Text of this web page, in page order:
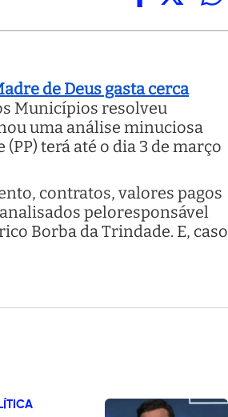
de Deus gasta cerca
Municípios resolveu
uma análise minuciosa
terá até o dia 3 de março
contratos, valores pagos
peloresponsável
Borba da Trindade. E, caso